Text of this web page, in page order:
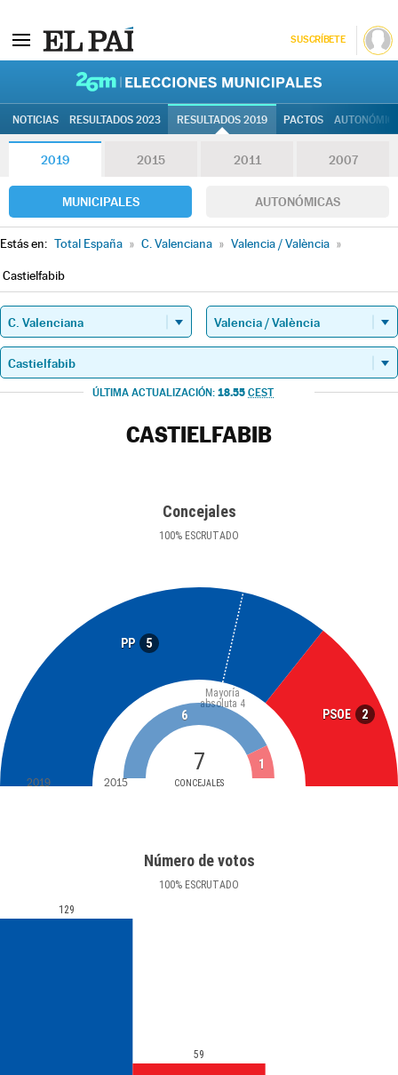
SUSCRÍBETE
NOTICIAS RESULTADOS 2023 RESULTADOS 2019 PACTOS
2019 2015 2011 2007
MUNICIPALES AUTONÓMICAS
Estás en: Total España » C. Valenciana » Valencia / València »
Castielfabib
ÚLTIMA ACTUALIZACIÓN: 18.55 CEST
CASTIELFABIB
Concejales
100% ESCRUTADO
PP 5
PSOE 2
7
CONCEJALES
Mayoría
absoluta 4
6
1
2019 2015
Número de votos
100% ESCRUTADO
129
59